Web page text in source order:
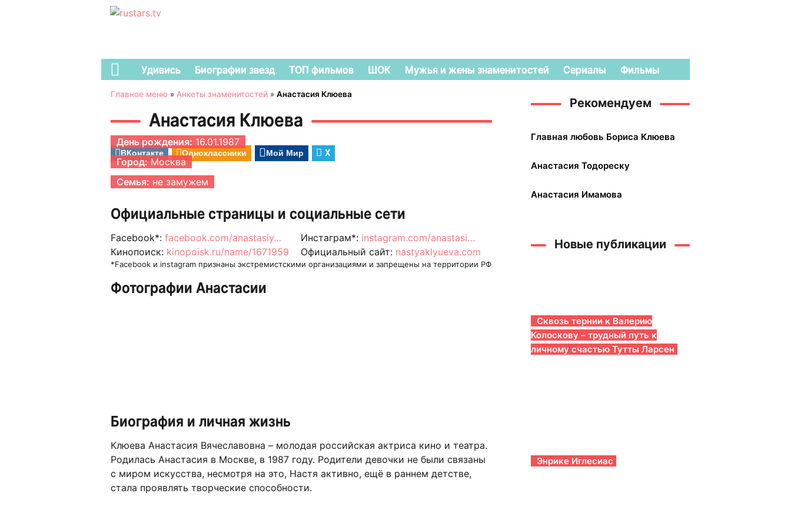
Удивись Биографии звезд ТОП фильмов ШОК Мужья и жены знаменитостей Сериалы Фильмы
Главное меню » Анкеты знаменитостей » Анастасия Клюева
Анастасия Клюева
ВКонтакте Одноклассники Мой Мир X
День рождения: 16.01.1987
Город: Москва
Семья: не замужем
Официальные страницы и социальные сети
Facebook*: facebook.com/anastasiy… Инстаграм*: instagram.com/anastasi…
Кинопоиск: kinopoisk.ru/name/1671959 Официальный сайт: nastyaklyueva.com
*Facebook и instagram признаны экстремистскими организациями и запрещены на территории РФ
Фотографии Анастасии
Биография и личная жизнь
Клюева Анастасия Вячеславовна – молодая российская актриса кино и театра.
Родилась Анастасия в Москве, в 1987 году. Родители девочки не были связаны
с миром искусства, несмотря на это, Настя активно, ещё в раннем детстве,
стала проявлять творческие способности.
Рекомендуем
Главная любовь Бориса Клюева
Анастасия Тодореску
Анастасия Имамова
Новые публикации
Сквозь тернии к Валерию
Колоскову – трудный путь к
личному счастью Тутты Ларсен
Энрике Иглесиас